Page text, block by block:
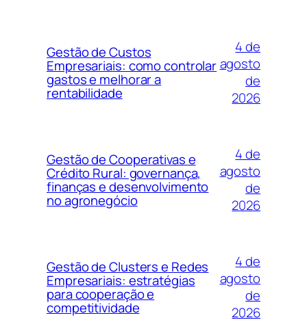
Gestão de Custos
Empresariais: como controlar
gastos e melhorar a
rentabilidade
4 de
agosto
de
2026
Gestão de Cooperativas e
Crédito Rural: governança,
finanças e desenvolvimento
no agronegócio
4 de
agosto
de
2026
Gestão de Clusters e Redes
Empresariais: estratégias
para cooperação e
competitividade
4 de
agosto
de
2026